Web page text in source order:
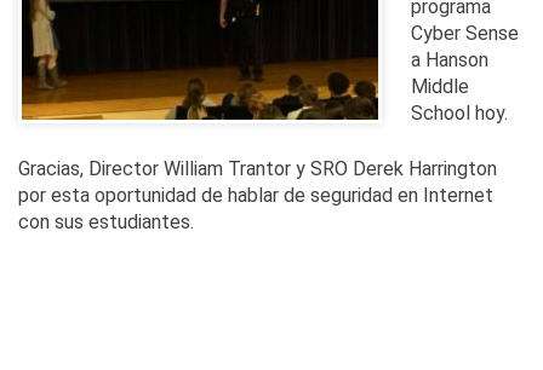
programa
Cyber Sense
a Hanson
Middle
School hoy.
Gracias, Director William Trantor y SRO Derek Harrington
por esta oportunidad de hablar de seguridad en Internet
con sus estudiantes.